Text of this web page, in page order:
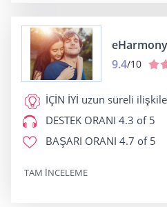
eHarmony
9.4/10
İÇİN İYİ uzun süreli
DESTEK ORANI 4.3 of 5
BAŞARI ORANI 4.7 of 5
TAM INCELEME